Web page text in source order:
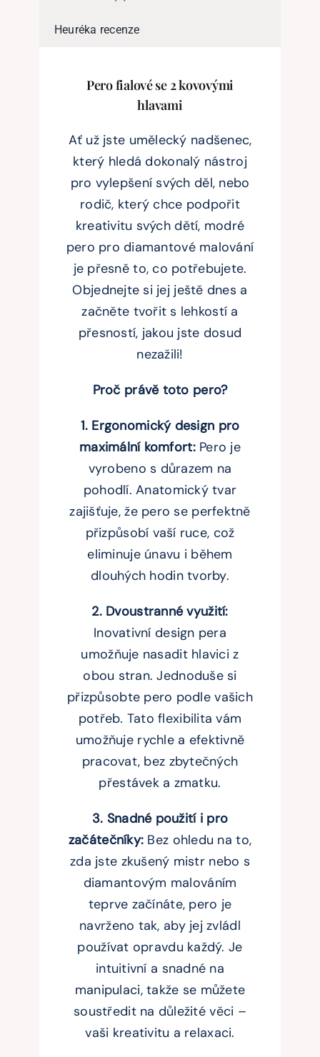
Heuréka recenze
Pero fialové se 2 kovovými
hlavami
Ať už jste umělecký nadšenec,
který hledá dokonalý nástroj
pro vylepšení svých děl, nebo
rodič, který chce podpořit
kreativitu svých dětí, modré
pero pro diamantové malování
je přesně to, co potřebujete.
Objednejte si jej ještě dnes a
začněte tvořit s lehkostí a
přesností, jakou jste dosud
nezažili!
Proč právě toto pero?
1. Ergonomický design pro
maximální komfort:Pero je
vyrobeno s důrazem na
pohodlí. Anatomický tvar
zajišťuje, že pero se perfektně
přizpůsobí vaší ruce, což
eliminuje únavu i během
dlouhých hodin tvorby.
2. Dvoustranné využití:
Inovativní design pera
umožňuje nasadit hlavici z
obou stran. Jednoduše si
přizpůsobte pero podle vašich
potřeb. Tato flexibilita vám
umožňuje rychle a efektivně
pracovat, bez zbytečných
přestávek a zmatku.
3. Snadné použití i pro
začátečníky: Bez ohledu na to,
zda jste zkušený mistr nebo s
diamantovým malováním
teprve začínáte, pero je
navrženo tak, aby jej zvládl
používat opravdu každý. Je
intuitivní a snadné na
manipulaci, takže se můžete
soustředit na důležité věci –
vaši kreativitu a relaxaci.